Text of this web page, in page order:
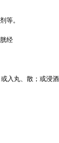
等。
经
入丸、散；或浸酒